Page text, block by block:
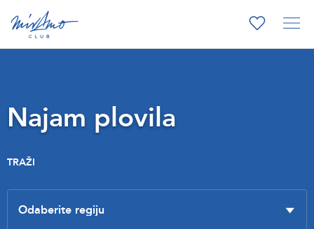
Najam plovila
TRAŽI